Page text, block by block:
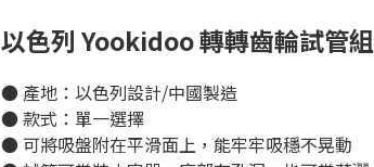
以色列 Yookidoo 轉轉齒輪試管組
● 產地：以色列設計/中國製造
● 款式：單一選擇
● 可將吸盤附在平滑面上，能牢牢吸穩不晃動